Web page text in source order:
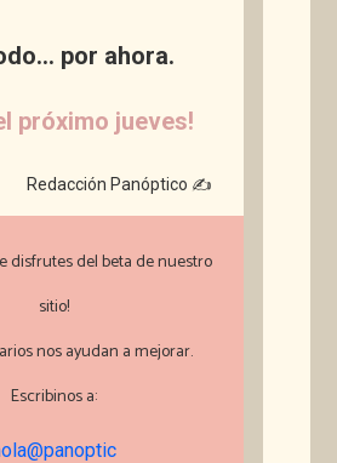
por ahora.
próximo jueves!
Redacción Panóptico ✍️
disfrutes del beta de nuestro
sitio!
nos ayudan a mejorar.
Escribinos a: